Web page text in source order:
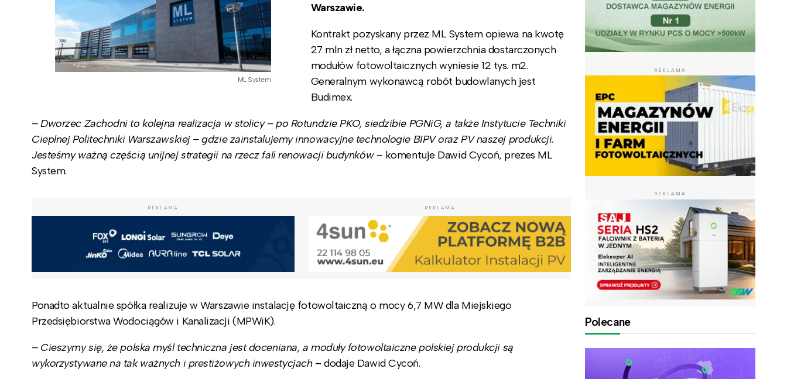
ML System
Warszawie.
Kontrakt pozyskany przez ML System opiewa na kwotę
27 mln zł netto, a łączna powierzchnia dostarczonych
modułów fotowoltaicznych wyniesie 12 tys. m2.
Generalnym wykonawcą robót budowlanych jest
Budimex.
– Dworzec Zachodni to kolejna realizacja w stolicy– po Rotundzie PKO, siedzibie PGNiG, a także Instytucie Techniki
Cieplnej Politechniki Warszawskiej – gdzie zainstalujemy innowacyjne technologie BIPV oraz PV naszej produkcji.
Jesteśmy ważną częścią unijnej strategii na rzecz fali renowacji budynków– komentuje Dawid Cycoń, prezes ML
System.
REKLAMA REKLAMA
Ponadto aktualnie spółka realizuje w Warszawie instalację fotowoltaiczną o mocy 6,7 MW dla Miejskiego
Przedsiębiorstwa Wodociągów i Kanalizacji (MPWiK).
– Cieszymy się, że polska myśl techniczna jest doceniana, a moduły fotowoltaiczne polskiej produkcji są
wykorzystywane na tak ważnych i prestiżowych inwestycjach– dodaje Dawid Cycoń.
REKLAMA
REKLAMA
Polecane